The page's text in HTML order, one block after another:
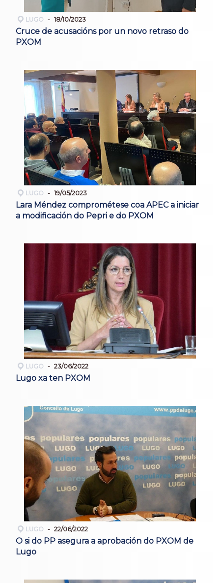
LUGO 18/10/2023
Cruce de acusacións por un novo retraso do
PXOM
LUGO 19/05/2023
Lara Méndez comprométese coa APEC a iniciar
a modificación do Pepri e do PXOM
LUGO 23/06/2022
Lugo xa ten PXOM
LUGO 22/06/2022
O si do PP asegura a aprobación do PXOM de
Lugo